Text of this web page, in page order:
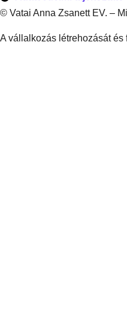
© Vatai Anna Zsanett EV. –
A vállalkozás létrehozását és